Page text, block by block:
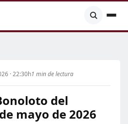
· 22:30h1 min de lectura
del
mayo de 2026